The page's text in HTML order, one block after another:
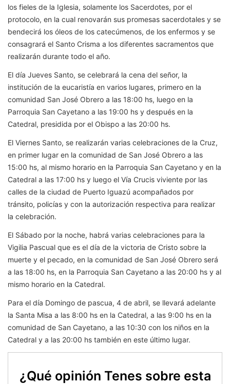
los fieles de la Iglesia, solamente los Sacerdotes, por el
protocolo, en la cual renovarán sus promesas sacerdotales y se
bendecirá los óleos de los catecúmenos, de los enfermos y se
consagrará el Santo Crisma a los diferentes sacramentos que
realizarán durante todo el año.
El día Jueves Santo, se celebrará la cena del señor, la
institución de la eucaristía en varios lugares, primero en la
comunidad San José Obrero a las 18:00 hs, luego en la
Parroquia San Cayetano a las 19:00 hs y después en la
Catedral, presidida por el Obispo a las 20:00 hs.
El Viernes Santo, se realizarán varias celebraciones de la Cruz,
en primer lugar en la comunidad de San José Obrero a las
15:00 hs, al mismo horario en la Parroquia San Cayetano y en la
Catedral a las 17:00 hs y luego el Vía Crucis viviente por las
calles de la ciudad de Puerto Iguazú acompañados por
tránsito, policías y con la autorización respectiva para realizar
la celebración.
El Sábado por la noche, habrá varias celebraciones para la
Vigilia Pascual que es el día de la victoria de Cristo sobre la
muerte y el pecado, en la comunidad de San José Obrero será
a las 18:00 hs, en la Parroquia San Cayetano a las 20:00 hs y al
mismo horario en la Catedral.
Para el día Domingo de pascua, 4 de abril, se llevará adelante
la Santa Misa a las 8:00 hs en la Catedral, a las 9:00 hs en la
comunidad de San Cayetano, a las 10:30 con los niños en la
Catedral y a las 20:00 hs también en este último lugar.
¿Qué opinión Tenes sobre esta